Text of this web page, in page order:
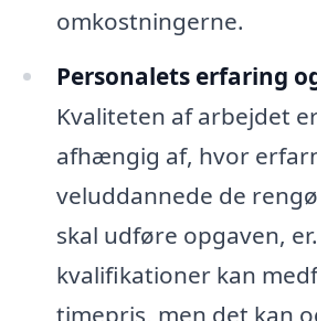
omkostningerne.
Personalets erfaring
Kvaliteten af arbejdet
afhængig af, hvor
veluddannede de
skal udføre opgaven,
kvalifikationer kan
timepris, men det kan